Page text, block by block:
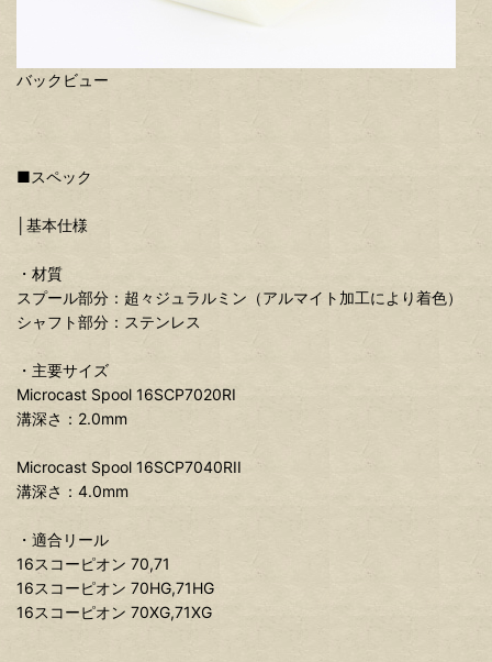
バックビュー
■スペック
│基本仕様
・材質
スプール部分：超々ジュラルミン（アルマイト加工により着色）
シャフト部分：ステンレス
・主要サイズ
Microcast Spool 16SCP7020RI
溝深さ：2.0mm
Microcast Spool 16SCP7040RII
溝深さ：4.0mm
・適合リール
16スコーピオン 70,71
16スコーピオン 70HG,71HG
16スコーピオン 70XG,71XG